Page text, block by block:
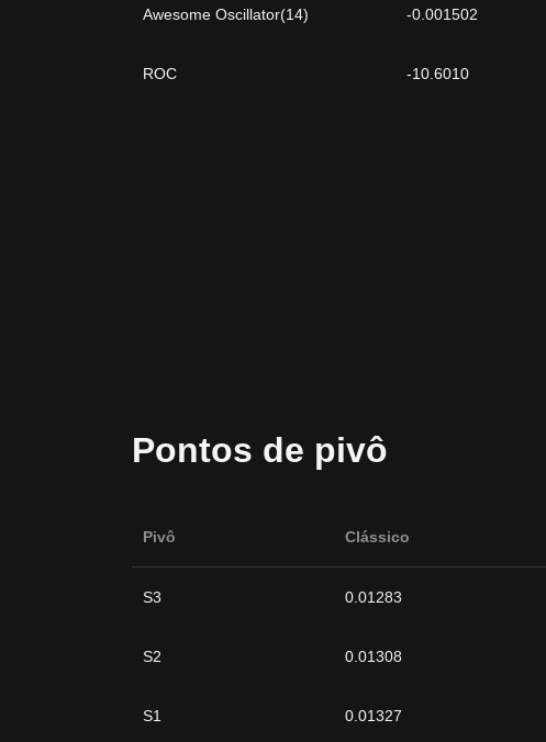
Awesome Oscillator(14) -0.001502
ROC -10.6010
Pontos de pivô
Pivô Clássico
S3 0.01283
S2 0.01308
S1 0.01327